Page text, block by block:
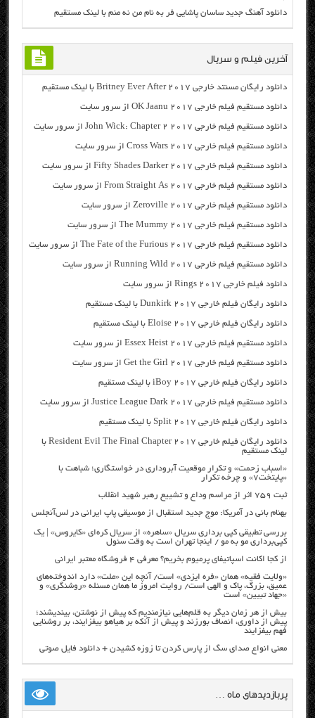
دانلود آهنگ جدید ساسان پاشایی فر به نام من نه منم با لینک مستقیم
آخرین فیلم و سریال
دانلود رایگان مسنتد خارجی Britney Ever After 2017 با لینک مستقیم
دانلود مستقیم فیلم خارجی OK Jaanu 2017 از سرور سایت
دانلود مستقیم فیلم خارجی John Wick: Chapter 2 2017 از سرور سایت
دانلود مستقیم فیلم خارجی Cross Wars 2017 از سرور سایت
دانلود مستقیم فیلم خارجی Fifty Shades Darker 2017 از سرور سایت
دانلود مستقیم فیلم خارجی From Straight As 2017 از سرور سایت
دانلود مستقیم فیلم خارجی Zeroville 2017 از سرور سایت
دانلود مستقیم فیلم خارجی The Mummy 2017 از سرور سایت
دانلود مستقیم فیلم خارجی The Fate of the Furious 2017 از سرور سایت
دانلود مستقیم فیلم خارجی Running Wild 2017 از سرور سایت
دانلود فیلم خارجی Rings 2017 از سرور سایت
دانلود رایگان فیلم خارجی Dunkirk 2017 با لینک مستقیم
دانلود رایگان فیلم خارجی Eloise 2017 با لینک مستقیم
دانلود مستقیم فیلم خارجی Essex Heist 2017 از سرور سایت
دانلود مستقیم فیلم خارجی Get the Girl 2017 از سرور سایت
دانلود رایگان فیلم خارجی iBoy 2017 با لینک مستقیم
دانلود مستقیم فیلم خارجی Justice League Dark 2017 از سرور سایت
دانلود رایگان فیلم خارجی Split 2017 با لینک مستقیم
دانلود رایگان فیلم خارجی Resident Evil The Final Chapter 2017 با
لینک مستقیم
«اسباب زحمت» و تکرار موقعیت آبروداری در خواستگاری؛ شباهت با
«پایتخت۷» و چرخه تکرار
ثبت ۷۵۹ اثر از مراسم وداع و تشییع رهبر شهید انقلاب
بهنام بانی در آمریکا: موج جدید استقبال از موسیقی پاپ ایرانی در لس‌آنجلس
بررسی تطبیقی کپی برداری سریال «ساهره» از سریال کره‌ای «کایروس» | یک
کپی‌برداری مو به مو / اینجا تهران است به وقت سئول
از کجا اکانت اسپاتیفای پرمیوم بخریم؟ معرفی ۴ فروشگاه معتبر ایرانی
«ولایت فقیه» همان «فره ایزدی» است/ آنچه این «ملت» دارد اندوخته‌های
عمیق، بزرگ، پاک و الهی است/ روایت امروز ما همان مسئله «روشنگری» و
«جهاد تبیین» است
بیش از هر زمان دیگر به قلم‌هایی نیازمندیم که پیش از نوشتن، بیندیشند؛
پیش از داوری، انصاف بورزند و پیش از آنکه بر هیاهو بیفزایند، بر روشنایی
فهم بیفزایند
معنی انواع صدای سگ از پارس کردن تا زوزه کشیدن + دانلود فایل صوتی
پربازدیدهای ماه …